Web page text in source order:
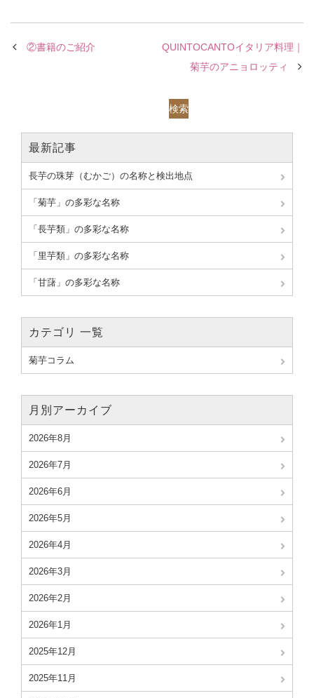
②書籍のご紹介
QUINTOCANTOイタリア料理｜
菊芋のアニョロッティ
検索
最新記事
長芋の珠芽（むかご）の名称と検出地点
「菊芋」の多彩な名称
「長芋類」の多彩な名称
「里芋類」の多彩な名称
「甘藷」の多彩な名称
カテゴリ 一覧
菊芋コラム
月別アーカイブ
2026年8月
2026年7月
2026年6月
2026年5月
2026年4月
2026年3月
2026年2月
2026年1月
2025年12月
2025年11月